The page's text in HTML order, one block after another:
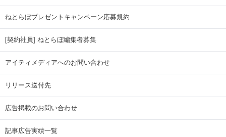
ねとらぼプレゼントキャンペーン応募規約
[契約社員] ねとらぼ編集者募集
アイティメディアへのお問い合わせ
リリース送付先
広告掲載のお問い合わせ
記事広告実績一覧